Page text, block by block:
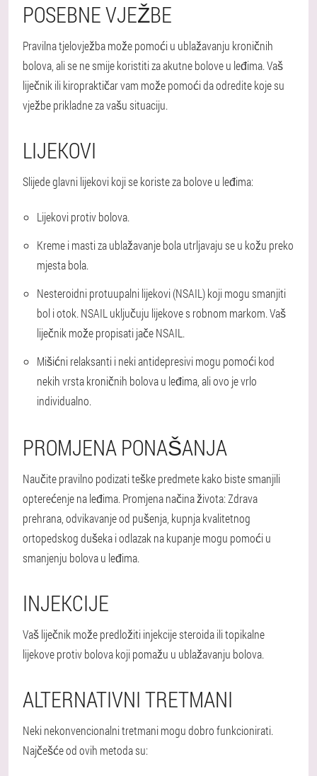
POSEBNE VJEŽBE
Pravilna tjelovježba može pomoći u ublažavanju kroničnih
bolova, ali se ne smije koristiti za akutne bolove u leđima. Vaš
liječnik ili kiropraktičar vam može pomoći da odredite koje su
vježbe prikladne za vašu situaciju.
LIJEKOVI
Slijede glavni lijekovi koji se koriste za bolove u leđima:
Lijekovi protiv bolova.
Kreme i masti za ublažavanje bola utrljavaju se u kožu preko
mjesta bola.
Nesteroidni protuupalni lijekovi (NSAIL) koji mogu smanjiti
bol i otok. NSAIL uključuju lijekove s robnom markom. Vaš
liječnik može propisati jače NSAIL.
Mišićni relaksanti i neki antidepresivi mogu pomoći kod
nekih vrsta kroničnih bolova u leđima, ali ovo je vrlo
individualno.
PROMJENA PONAŠANJA
Naučite pravilno podizati teške predmete kako biste smanjili
opterećenje na leđima. Promjena načina života: Zdrava
prehrana, odvikavanje od pušenja, kupnja kvalitetnog
ortopedskog dušeka i odlazak na kupanje mogu pomoći u
smanjenju bolova u leđima.
INJEKCIJE
Vaš liječnik može predložiti injekcije steroida ili topikalne
lijekove protiv bolova koji pomažu u ublažavanju bolova.
ALTERNATIVNI TRETMANI
Neki nekonvencionalni tretmani mogu dobro funkcionirati.
Najčešće od ovih metoda su: